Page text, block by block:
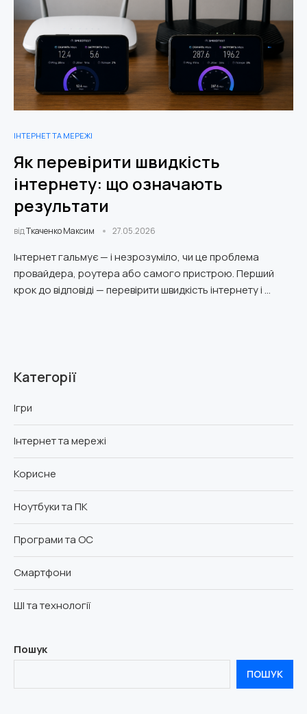
ІНТЕРНЕТ ТА МЕРЕЖІ
Як перевірити швидкість
інтернету: що означають
результати
відТкаченко Максим 27.05.2026
Інтернет гальмує — і незрозуміло, чи це проблема
провайдера, роутера або самого пристрою. Перший
крок до відповіді — перевірити швидкість інтернету і …
Пошук
ПОШУК
Категорії
Ігри
Інтернет та мережі
Корисне
Ноутбуки та ПК
Програми та ОС
Смартфони
ШІ та технології